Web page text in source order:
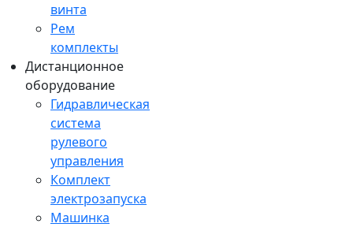
винта
Рем
комплекты
Дистанционное
оборудование
Гидравлическая
система
рулевого
управления
Комплект
электрозапуска
Машинка